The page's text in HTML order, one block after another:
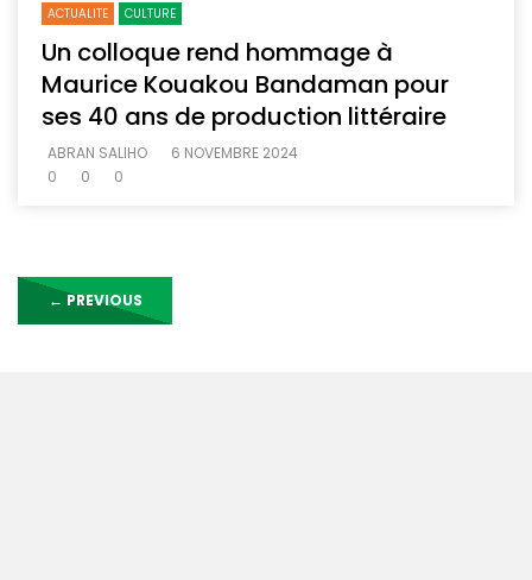
ACTUALITE CULTURE
Un colloque rend hommage à
Maurice Kouakou Bandaman pour
ses 40 ans de production littéraire
ABRAN SALIHO
6 NOVEMBRE 2024
0
0 0
← PREVIOUS